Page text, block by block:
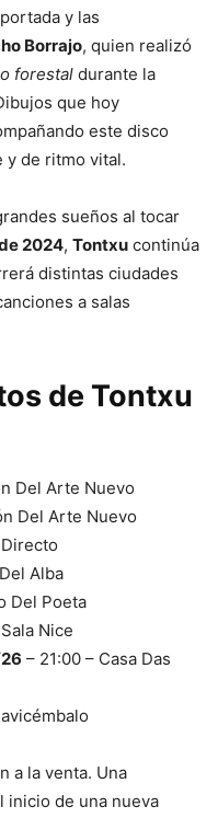
y las
Borrajo, quien realizó
forestal durante la
que hoy
este disco
y de ritmo vital.
sueños al tocar
2024, Tontxu continúa
distintas ciudades
a salas
de Tontxu
Del Arte Nuevo
Del Arte Nuevo
Alba
Del Poeta
Nice
– 21:00 – Casa Das
a la venta. Una
inicio de una nueva